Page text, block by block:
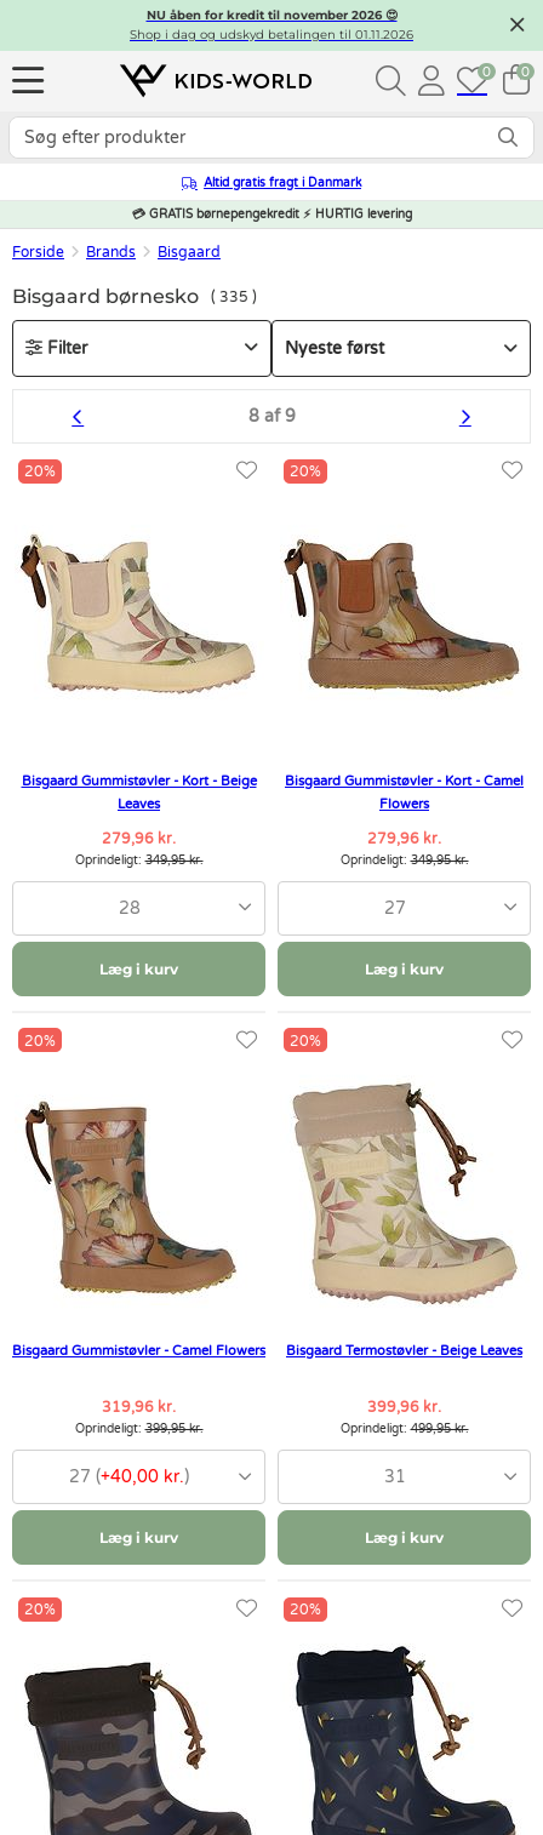
NU åben for kredit til november 2026 😍
Shop i dag og udskyd betalingen til 01.11.2026
0 0
Altid gratis fragt i Danmark
💳 GRATIS børnepengekredit ⚡ HURTIG levering
Forside Brands Bisgaard
Bisgaard børnesko 335
Filter
8 af 9
20%
Bisgaard Gummistøvler - Kort - Beige
Leaves
279,96 kr.
Oprindeligt:349,95 kr.
28
Læg i kurv
20%
Bisgaard Gummistøvler - Kort - Camel
Flowers
279,96 kr.
Oprindeligt:349,95 kr.
27
Læg i kurv
20%
Bisgaard Gummistøvler - Camel Flowers
319,96 kr.
Oprindeligt:399,95 kr.
27 (+40,00 kr.)
Læg i kurv
20%
Bisgaard Termostøvler - Beige Leaves
399,96 kr.
Oprindeligt:499,95 kr.
31
Læg i kurv
20% 20%